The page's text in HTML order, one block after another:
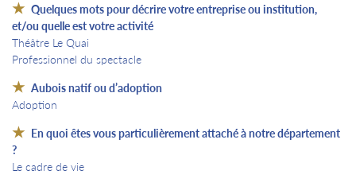
Quelques mots pour décrire votre entreprise ou institution,
et/ou quelle est votre activité
Théâtre Le Quai
Professionnel du spectacle
Aubois natif ou d’adoption
Adoption
En quoi êtes vous particulièrement attaché à notre département
?
Le cadre de vie